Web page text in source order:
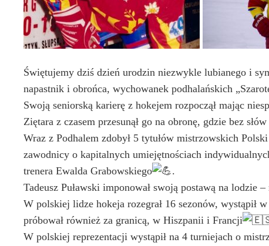
Świętujemy dziś dzień urodzin niezwykle lubianego i
napastnik i obrońca, wychowanek podhalańskich
Swoją seniorską karierę z hokejem rozpoczął mając
Ziętara z czasem przesunął go na obronę, gdzie bez
Wraz z Podhalem zdobył 5 tytułów mistrzowskich
zawodnicy o kapitalnych umiejętnościach
trenera Ewalda Grabowskiego
.
Tadeusz Puławski imponował swoją postawą na
W polskiej lidze hokeja rozegrał 16 sezonów, wystąpił
próbował również za granicą, w Hiszpanii i Francji
W polskiej reprezentacji wystąpił na 4 turniejach o